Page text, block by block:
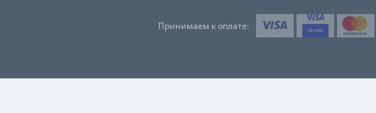
Принимаем к оплате: